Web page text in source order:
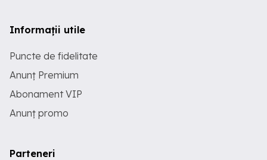
Informații utile
Puncte de fidelitate
Anunț Premium
Abonament VIP
Anunț promo
Parteneri